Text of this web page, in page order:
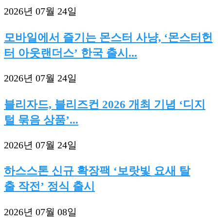
2026년 07월 24일
모바일에서 즐기는 몬스터 사냥, ‘몬스터헌
터 아웃랜더스’ 한국 출시...
2026년 07월 24일
블리자드, 블리즈컨 2026 개최 기념 ‘디지
털 묶음 상품’...
2026년 07월 24일
하스스톤 신규 확장팩 ‘보랏빛 요새 탈
출 작전’ 정식 출시
2026년 07월 08일